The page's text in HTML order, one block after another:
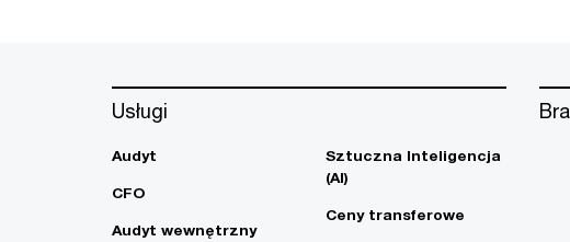
Usługi
Audyt
CFO
Audyt wewnętrzny
Sztuczna Inteligencja
(AI)
Ceny transferowe